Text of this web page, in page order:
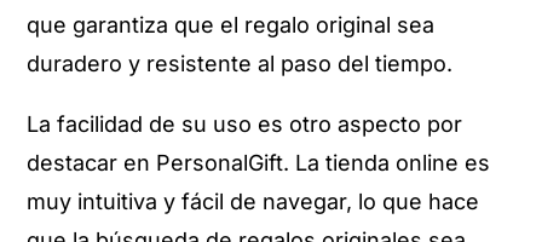
que garantiza que el regalo original sea
duradero y resistente al paso del tiempo.
La facilidad de su uso es otro aspecto por
destacar en PersonalGift. La tienda online es
muy intuitiva y fácil de navegar, lo que hace